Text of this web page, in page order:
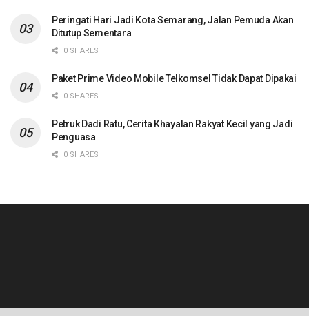
Peringati Hari Jadi Kota Semarang, Jalan Pemuda Akan
Ditutup Sementara
0 SHARES
Paket Prime Video Mobile Telkomsel Tidak Dapat Dipakai
0 SHARES
Petruk Dadi Ratu, Cerita Khayalan Rakyat Kecil yang Jadi
Penguasa
0 SHARES